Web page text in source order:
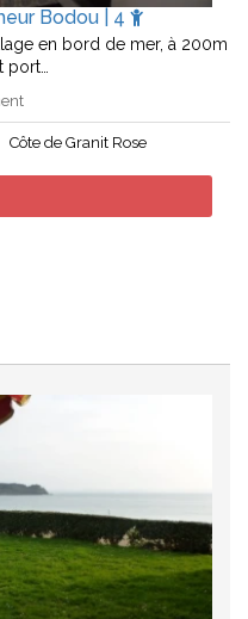
Bodou | 4
en bord de mer, à 200m
Côte de Granit Rose